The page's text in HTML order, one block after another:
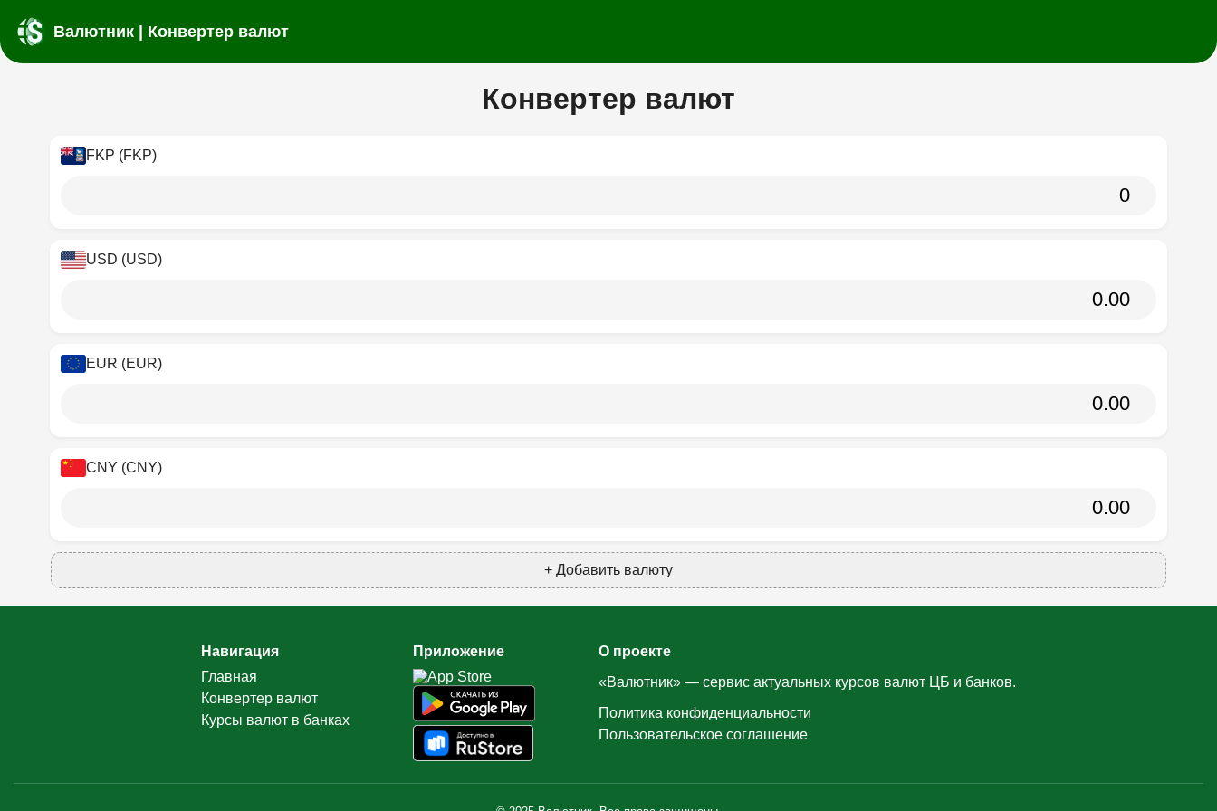
Валютник | Конвертер валют
Конвертер валют
FKP (FKP)
USD (USD)
EUR (EUR)
CNY (CNY)
+ Добавить валюту
Навигация
Главная
Конвертер валют
Курсы валют в банках
Приложение
О проекте
«Валютник» — сервис актуальных курсов валют ЦБ и банков.
Политика конфиденциальности
Пользовательское соглашение